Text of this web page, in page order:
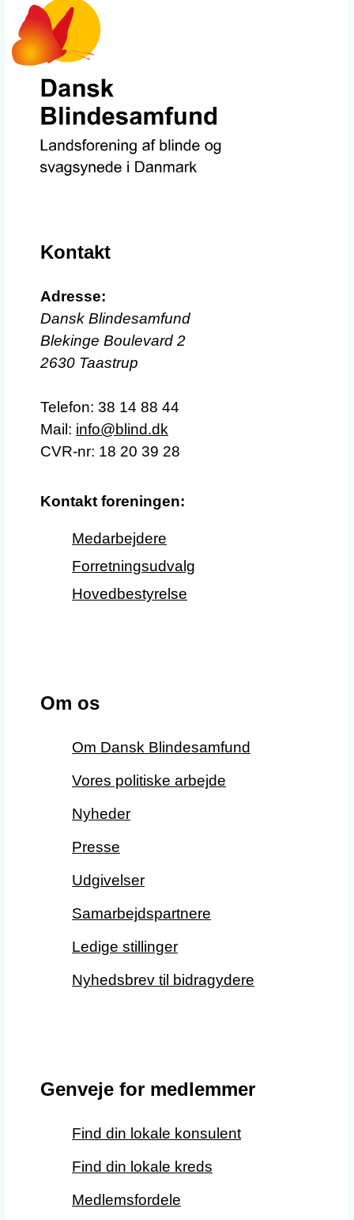
Kontakt
Adresse:
Dansk Blindesamfund
Blekinge Boulevard 2
2630 Taastrup
Telefon: 38 14 88 44
Mail: info@blind.dk
CVR-nr: 18 20 39 28
Kontakt foreningen:
Medarbejdere
Forretningsudvalg
Hovedbestyrelse
Om os
Om Dansk Blindesamfund
Vores politiske arbejde
Nyheder
Presse
Udgivelser
Samarbejdspartnere
Ledige stillinger
Nyhedsbrev til bidragydere
Genveje for medlemmer
Find din lokale konsulent
Find din lokale kreds
Medlemsfordele